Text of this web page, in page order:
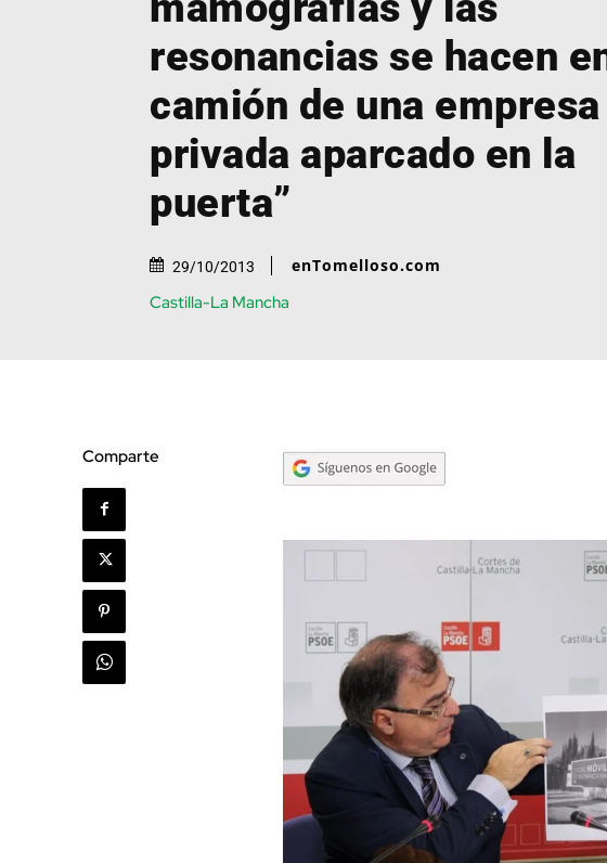
resonancias se hacen
camión de una empresa
privada aparcado en la
puerta”
29/10/2013 enTomelloso.com
Castilla-La Mancha
Comparte